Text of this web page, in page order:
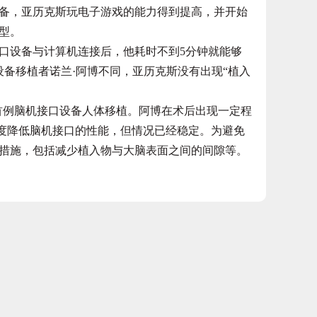
，亚历克斯玩电子游戏的能力得到提高，并开始
。
备与计算机连接后，他耗时不到5分钟就能够
移植者诺兰·阿博不同，亚历克斯没有出现“植入
机接口设备人体移植。阿博在术后出现一定程
降低脑机接口的性能，但情况已经稳定。为避免
，包括减少植入物与大脑表面之间的间隙等。